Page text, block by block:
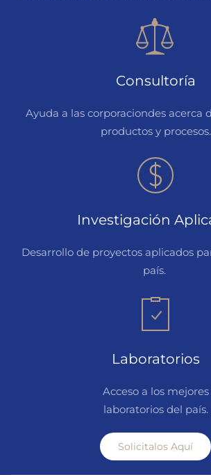
Consultoría
Ayuda a las corporaciondes acerca
productos y procesos.
Investigación
Desarrollo de proyectos aplicados
país.
Laboratorios
Acceso a los mejores
laboratorios del país.
Solicitalos Aquí